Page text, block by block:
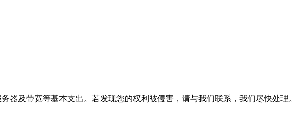
及带宽等基本支出。若发现您的权利被侵害，请与我们联系，我们尽快处理。